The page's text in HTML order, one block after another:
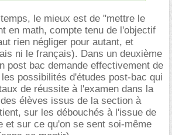
le mieux est de "mettre le
en math, compte tenu de l'objectif
rien négliger pour autant, et
ni le français). Dans un deuxième
post bac demande effectivement de
possibilités d'études post-bac qui
de réussite à l'examen dans la
élèves issus de la section à
sur les débouchés à l'issue de
et sur ce qu'on se sent soi-même